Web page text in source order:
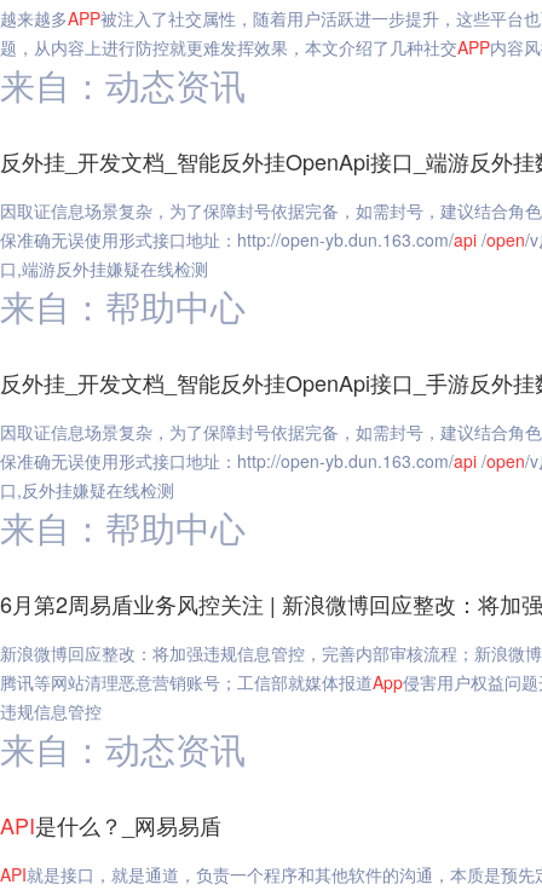
越来越多APP被注入了社交属性，随着用户活跃进一步提升，这些平台
题，从内容上进行防控就更难发挥效果，本文介绍了几种社交APP内容
来自：动态资讯
反外挂_开发文档_智能反外挂OpenApi接口_端游反外
因取证信息场景复杂，为了保障封号依据完备，如需封号，建议结合角
保准确无误使用形式接口地址：http://open-yb.dun.163.com/api /open/
口,端游反外挂嫌疑在线检测
来自：帮助中心
反外挂_开发文档_智能反外挂OpenApi接口_手游反外
因取证信息场景复杂，为了保障封号依据完备，如需封号，建议结合角
保准确无误使用形式接口地址：http://open-yb.dun.163.com/api /open/
口,反外挂嫌疑在线检测
来自：帮助中心
6月第2周易盾业务风控关注 | 新浪微博回应整改：将加
新浪微博回应整改：将加强违规信息管控，完善内部审核流程；新浪微
腾讯等网站清理恶意营销账号；工信部就媒体报道App侵害用户权益问
违规信息管控
来自：动态资讯
API是什么？_网易易盾
API就是接口，就是通道，负责一个程序和其他软件的沟通，本质是预